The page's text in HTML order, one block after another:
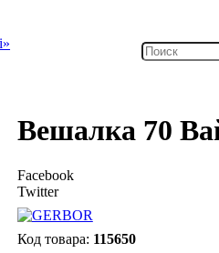
Вешалка 70
Facebook
Twitter
115650